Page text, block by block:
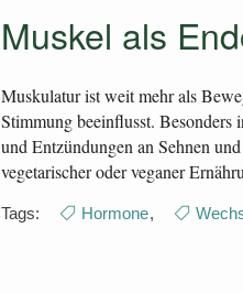
Muskel als
Muskulatur ist weit mehr als
Stimmung beeinflusst. Besonders
und Entzündungen an Sehnen
vegetarischer oder veganer
Tags: Hormone,